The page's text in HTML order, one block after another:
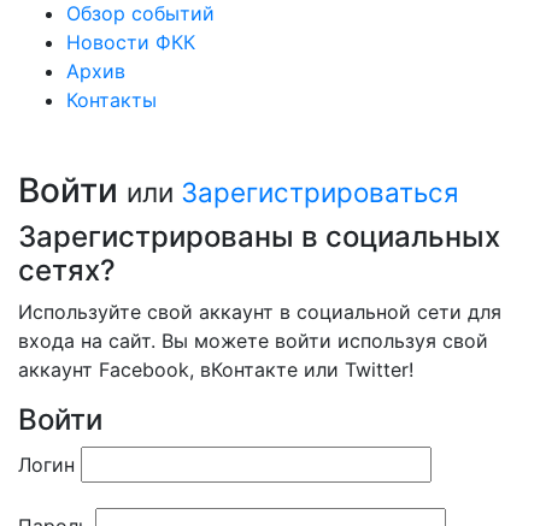
Обзор событий
Новости ФКК
Архив
Контакты
Войти или Зарегистрироваться
Зарегистрированы в социальных
сетях?
Используйте свой аккаунт в социальной сети для
входа на сайт. Вы можете войти используя свой
аккаунт Facebook, вКонтакте или Twitter!
Войти
Логин